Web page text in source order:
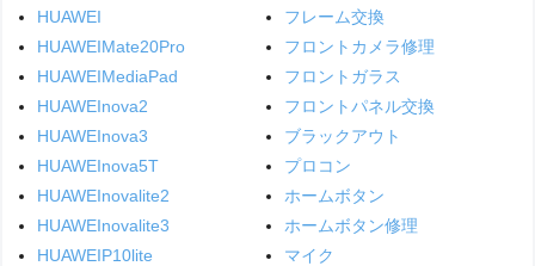
HUAWEI
HUAWEIMate20Pro
HUAWEIMediaPad
HUAWEInova2
HUAWEInova3
HUAWEInova5T
HUAWEInovalite2
HUAWEInovalite3
HUAWEIP10lite
フレーム交換
フロントカメラ修理
フロントガラス
フロントパネル交換
ブラックアウト
プロコン
ホームボタン
ホームボタン修理
マイク